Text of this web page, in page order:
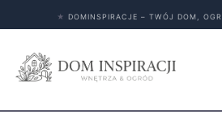
★ DOMINSPIRACJE – TWÓJ DOM,